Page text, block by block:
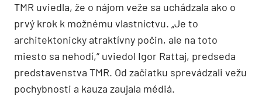
TMR uviedla, že o nájom veže sa uchádzala ako o
prvý krok k možnému vlastníctvu. „Je to
architektonicky atraktívny počin, ale na toto
miesto sa nehodí,“ uviedol Igor Rattaj, predseda
predstavenstva TMR. Od začiatku sprevádzali vežu
pochybnosti a kauza zaujala médiá.